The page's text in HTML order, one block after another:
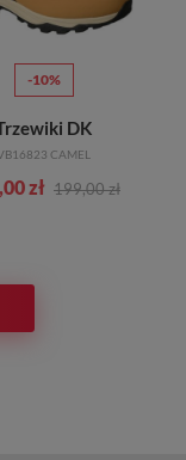
-10%
DK
CAMEL
zł 199,00 zł